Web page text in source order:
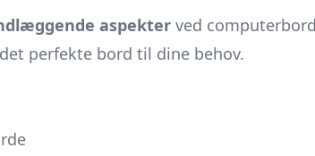
aspekter ved
perfekte bord til dine behov.